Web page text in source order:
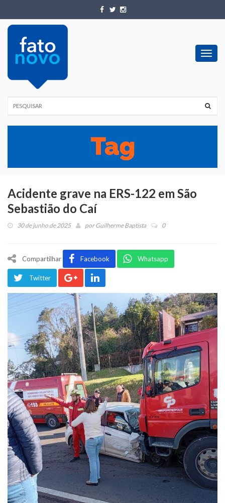
Acidente grave na ERS-122 em São
Sebastião do Caí
30 de junho de 2025 porGuilherme Baptista 0
Compartilhar Facebook Whatsapp
Twitter